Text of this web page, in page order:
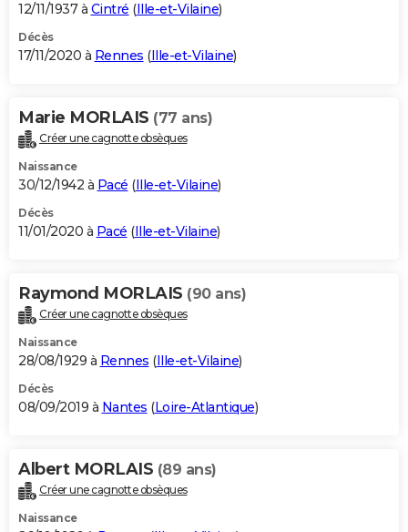
12/11/1937 à Cintré (Ille-et-Vilaine)
Décès
17/11/2020 à Rennes (Ille-et-Vilaine)
Marie MORLAIS (77 ans)
Créer une cagnotte obsèques
Naissance
30/12/1942 à Pacé (Ille-et-Vilaine)
Décès
11/01/2020 à Pacé (Ille-et-Vilaine)
Raymond MORLAIS (90 ans)
Créer une cagnotte obsèques
Naissance
28/08/1929 à Rennes (Ille-et-Vilaine)
Décès
08/09/2019 à Nantes (Loire-Atlantique)
Albert MORLAIS (89 ans)
Créer une cagnotte obsèques
Naissance